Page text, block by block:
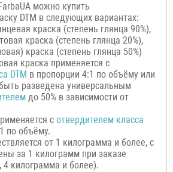
можно купить
DTM в следующих вариантах:
краска (степень глянца 90%),
краска (степень глянца 20%),
краска (степень глянца 50%)
краска применяется с
DTM в пропорции 4:1 по объёму или
разведена универсальным
до 50% в зависимости от
с отвердителем класса
по объёму.
от 1 килограмма и более, с
за 1 килограмм при заказе
4 килограмма и более).